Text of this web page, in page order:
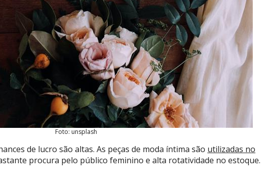
Foto: unsplash
de lucro são altas. As peças de moda íntima são utilizadas no
procura pelo público feminino e alta rotatividade no estoque.